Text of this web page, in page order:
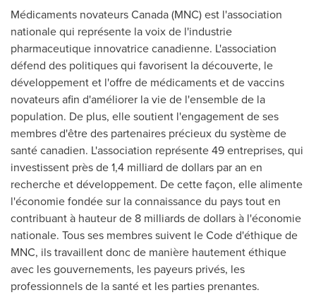
Médicaments novateursCanada(MNC) est l'association
nationale qui représente la voix de l'industrie
pharmaceutique innovatrice canadienne. L'association
défend des politiques qui favorisent la découverte, le
développement et l'offre de médicaments et de vaccins
novateurs afin d'améliorer la vie de l'ensemble de la
population. De plus, elle soutient l'engagement de ses
membres d'être des partenaires précieux du système de
santé canadien. L'association représente 49 entreprises, qui
investissent près de 1,4 milliard de dollars par an en
recherche et développement. De cette façon, elle alimente
l'économie fondée sur la connaissance du pays tout en
contribuant à hauteur de 8 milliards de dollars à l'économie
nationale. Tous ses membres suivent le Code d'éthique de
MNC, ils travaillent donc de manière hautement éthique
avec les gouvernements, les payeurs privés, les
professionnels de la santé et les parties prenantes.